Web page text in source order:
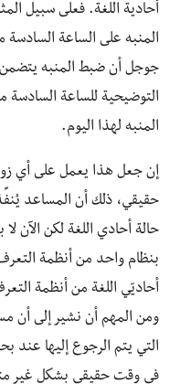
أحادية اللغة. فعلى سبيل
المنبه على الساعة
جوجل أن ضبط المنبه يتضمن
التوضيحية للساعة السادسة
المنبه لهذا اليوم.
إن جعل هذا يعمل على أي
حقيقي، ذلك أن المساعد
بنظام واحد من أنظمة
أحاديّي اللغة من أنظمة
ومن المهم أن نشير إلى أن
التي يتم الرجوع إليها عند
في وقت حقيقي بشكل غير